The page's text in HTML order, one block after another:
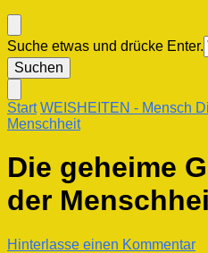
Suchst
du
nach
Suche etwas und drücke Enter.
Start WEISHEITEN - Mensch
Menschheit
Die geheime
der
Hinterlasse einen Kommentarzu